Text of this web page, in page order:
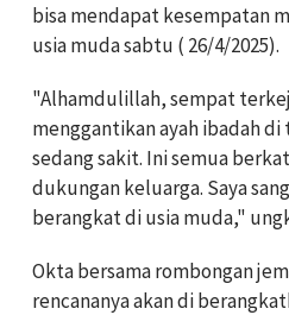
bisa mendapat kesempatan
usia muda sabtu ( 26/4/2025).
"Alhamdulillah, sempat
menggantikan ayah ibadah di
sedang sakit. Ini semua
dukungan keluarga. Saya
berangkat di usia muda,"
Okta bersama rombongan
rencananya akan di